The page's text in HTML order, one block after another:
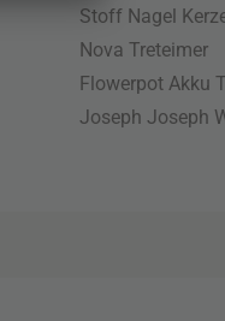
Stoff Nagel
Nova Treteimer
Flowerpot Akku
Joseph Joseph